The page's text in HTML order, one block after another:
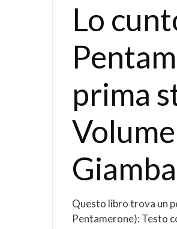
Lo
prima
Questo libro trova un
Pentamerone): Testo